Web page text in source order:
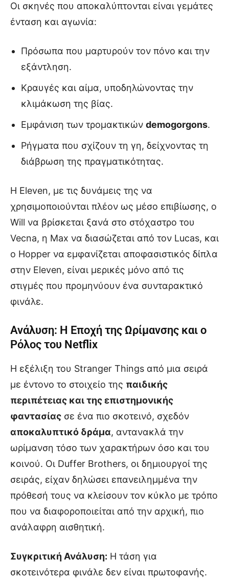
Οι σκηνές που αποκαλύπτονται είναι γεμάτες
ένταση και αγωνία:
Πρόσωπα που μαρτυρούν τον πόνο και την
εξάντληση.
Κραυγές και αίμα, υποδηλώνοντας την
κλιμάκωση της βίας.
Εμφάνιση των τρομακτικών demogorgons.
Ρήγματα που σχίζουν τη γη, δείχνοντας τη
διάβρωση της πραγματικότητας.
Η Eleven, με τις δυνάμεις της να
χρησιμοποιούνται πλέον ως μέσο επιβίωσης, ο
Will να βρίσκεται ξανά στο στόχαστρο του
Vecna, η Max να διασώζεται από τον Lucas, και
ο Hopper να εμφανίζεται αποφασιστικός δίπλα
στην Eleven, είναι μερικές μόνο από τις
στιγμές που προμηνύουν ένα συνταρακτικό
φινάλε.
Ανάλυση: Η Εποχή της Ωρίμανσης και ο
Ρόλος του Netflix
Η εξέλιξη του Stranger Things από μια σειρά
με έντονο το στοιχείο της παιδικής
περιπέτειας και της επιστημονικής
φαντασίας σε ένα πιο σκοτεινό, σχεδόν
αποκαλυπτικό δράμα, αντανακλά την
ωρίμανση τόσο των χαρακτήρων όσο και του
κοινού. Οι Duffer Brothers, οι δημιουργοί της
σειράς, είχαν δηλώσει επανειλημμένα την
πρόθεσή τους να κλείσουν τον κύκλο με τρόπο
που να διαφοροποιείται από την αρχική, πιο
ανάλαφρη αισθητική.
Συγκριτική Ανάλυση: Η τάση για
σκοτεινότερα φινάλε δεν είναι πρωτοφανής.